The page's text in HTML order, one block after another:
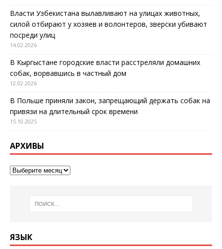
Власти Узбекистана вылавливают на улицах животных,
силой отбирают у хозяев и волонтеров, зверски убивают
посреди улиц
14.02.2026
В Кыргыстане городские власти расстреляли домашних
собак, ворвавшись в частный дом
12.02.2026
В Польше приняли закон, запрещающий держать собак на
привязи на длительный срок времени
15.10.2025
АРХИВЫ
ЯЗЫК